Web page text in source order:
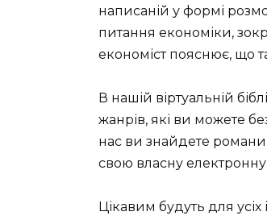
написаній у формі
питання економіки,
економіст пояснює, що
В нашій віртуальній
жанрів, які ви можете
нас ви знайдете
свою власну
Цікавим будуть для